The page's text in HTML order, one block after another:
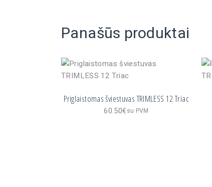
Panašūs produktai
Priglaistomas šviestuvas TRIMLESS 12 Triac
60.50€su PVM